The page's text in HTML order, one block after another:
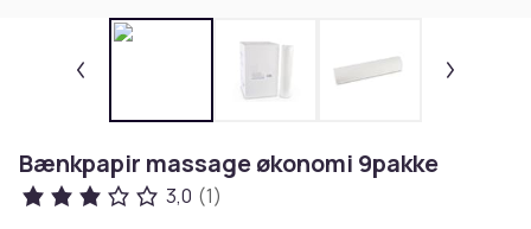
Bænkpapir massage økonomi 9pakke
3,0 (1)